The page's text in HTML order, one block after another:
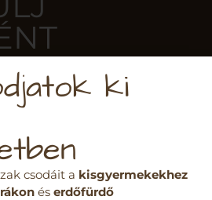
ÖsztönAnyuki
csodáit a kisgyermekekhez
és erdőfürdő